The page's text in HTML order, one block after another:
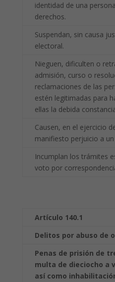
identidad de una
derechos.
Suspendan, sin causa
electoral.
Nieguen, dificulten o
admisión, curso o
reclamaciones de las
estén legitimadas para
ellas la debida
Causen, en el ejercicio
manifiesto perjuicio a
Incumplan los trámites
voto por
Artículo 140.1
Delitos por abuso de
Penas de prisión de
multa de dieciocho a
así como